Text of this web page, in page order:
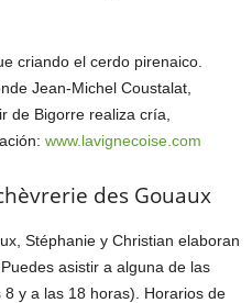
criando el cerdo pirenaico.
Jean-Michel Coustalat,
de Bigorre realiza cría,
www.lavignecoise.com
des Gouaux
Stéphanie y Christian elaboran
asistir a alguna de las
y a las 18 horas). Horarios de